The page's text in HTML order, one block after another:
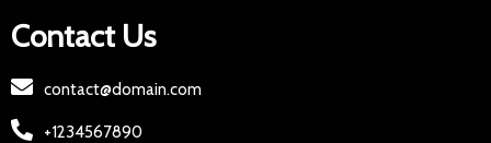
Contact Us
contact@domain.com
+1234567890